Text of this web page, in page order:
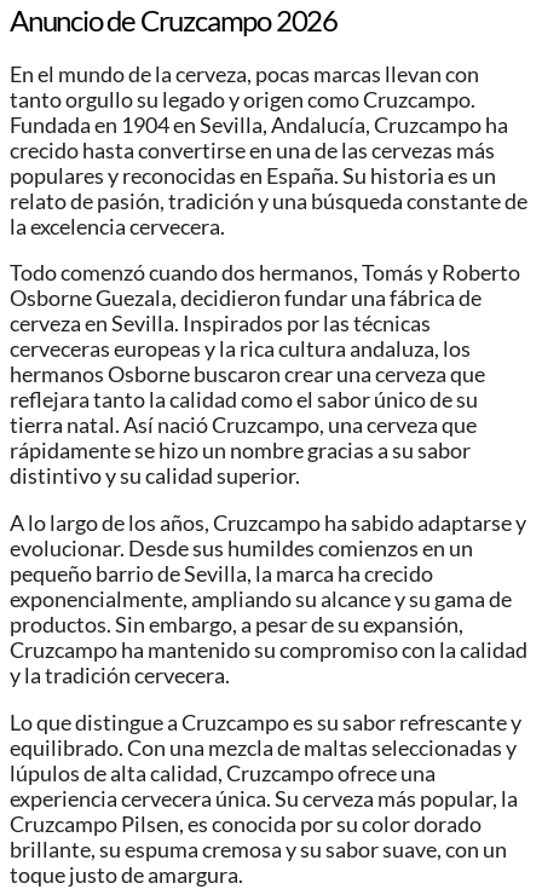
Anuncio de Cruzcampo 2026
En el mundo de la cerveza, pocas marcas llevan con
tanto orgullo su legado y origen como Cruzcampo.
Fundada en 1904 en Sevilla, Andalucía, Cruzcampo ha
crecido hasta convertirse en una de las cervezas más
populares y reconocidas en España. Su historia es un
relato de pasión, tradición y una búsqueda constante de
la excelencia cervecera.
Todo comenzó cuando dos hermanos, Tomás y Roberto
Osborne Guezala, decidieron fundar una fábrica de
cerveza en Sevilla. Inspirados por las técnicas
cerveceras europeas y la rica cultura andaluza, los
hermanos Osborne buscaron crear una cerveza que
reflejara tanto la calidad como el sabor único de su
tierra natal. Así nació Cruzcampo, una cerveza que
rápidamente se hizo un nombre gracias a su sabor
distintivo y su calidad superior.
A lo largo de los años, Cruzcampo ha sabido adaptarse y
evolucionar. Desde sus humildes comienzos en un
pequeño barrio de Sevilla, la marca ha crecido
exponencialmente, ampliando su alcance y su gama de
productos. Sin embargo, a pesar de su expansión,
Cruzcampo ha mantenido su compromiso con la calidad
y la tradición cervecera.
Lo que distingue a Cruzcampo es su sabor refrescante y
equilibrado. Con una mezcla de maltas seleccionadas y
lúpulos de alta calidad, Cruzcampo ofrece una
experiencia cervecera única. Su cerveza más popular, la
Cruzcampo Pilsen, es conocida por su color dorado
brillante, su espuma cremosa y su sabor suave, con un
toque justo de amargura.